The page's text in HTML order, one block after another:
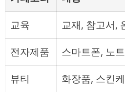
교육 교재, 참고서,
전자제품 스마트폰, 노
뷰티 화장품, 스킨